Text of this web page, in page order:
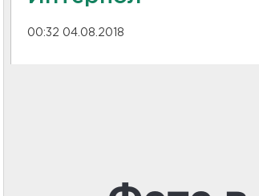
00:32 04.08.2018